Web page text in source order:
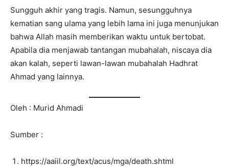
Sungguh akhir yang tragis. Namun, sesungguhnya
kematian sang ulama yang lebih lama ini juga menunjukan
bahwa Allah masih memberikan waktu untuk bertobat.
Apabila dia menjawab tantangan mubahalah, niscaya dia
akan kalah, seperti lawan-lawan mubahalah Hadhrat
Ahmad yang lainnya.
Oleh : Murid Ahmadi
Sumber :
https://aaiil.org/text/acus/mga/death.shtml